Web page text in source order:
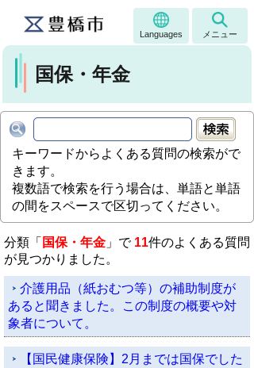
Languages メニュー
国保・年金
キーワードからよくある質問の検索がで
きます。
複数語で検索を行う場合は、単語と単語
の間をスペースで区切ってください。
分類「 国保・年金 」で 11件のよくある質問
が見つかりました。
介護用品（紙おむつ等）の補助制度が
あると聞きました。この制度の概要や対
象者について。
【国民健康保険】2月までは国保でした